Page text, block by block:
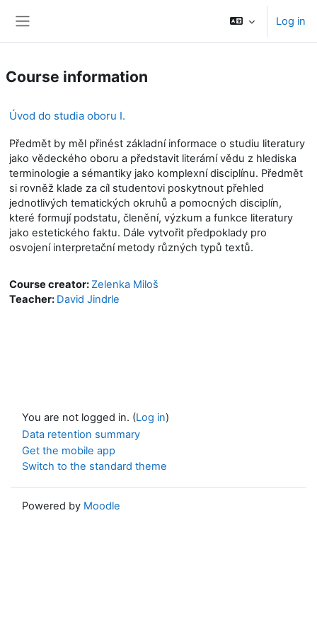
Log in
Course information
Úvod do studia oboru I.
Předmět by měl přinést základní informace o studiu literatury
jako vědeckého oboru a představit literární vědu z hlediska
terminologie a sémantiky jako komplexní disciplínu. Předmět
si rovněž klade za cíl studentovi poskytnout přehled
jednotlivých tematických okruhů a pomocných disciplín,
které formují podstatu, členění, výzkum a funkce literatury
jako estetického faktu. Dále vytvořit předpoklady pro
osvojení interpretační metody různých typů textů.
Course creator: Zelenka Miloš
Teacher: David Jindrle
You are not logged in. (Log in)
Data retention summary
Get the mobile app
Switch to the standard theme
Powered by Moodle